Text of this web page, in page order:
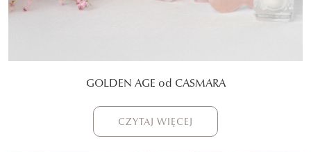
GOLDEN AGE od CASMARA
CZYTAJ WIĘCEJ